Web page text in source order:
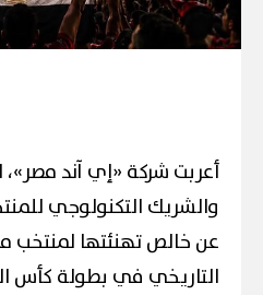
أعربت شركة «إي آند
والشريك التكنولوجي
عن خالص تهنئتها لمنتخب
التاريخي في بطولة كأس